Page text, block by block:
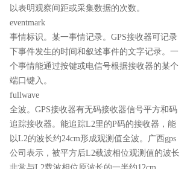
以表明观察间距或采集数据的次数。
eventmark
事情标识。某一事情记录。GPS接收器可记录
下事件发生的时间和叙述事件的文字记录。一
个事情能通过按键或电信号根据接收器的某个
端口键入。
fullwave
全波。GPS接收器有无码接收器信号平方和码
追踪接收器。能追踪L2里的P码的接收器，能
以L2的波长约24cm形成观测值全波。广西gps
公司表示，被平方后L2载波相位观测值的波长